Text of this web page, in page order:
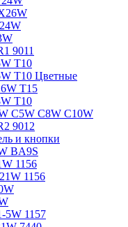
9011
T10
T10 Цветные
Т15
T10
C5W C8W C10W
9012
и кнопки
BA9S
1156
1156
5W 1157